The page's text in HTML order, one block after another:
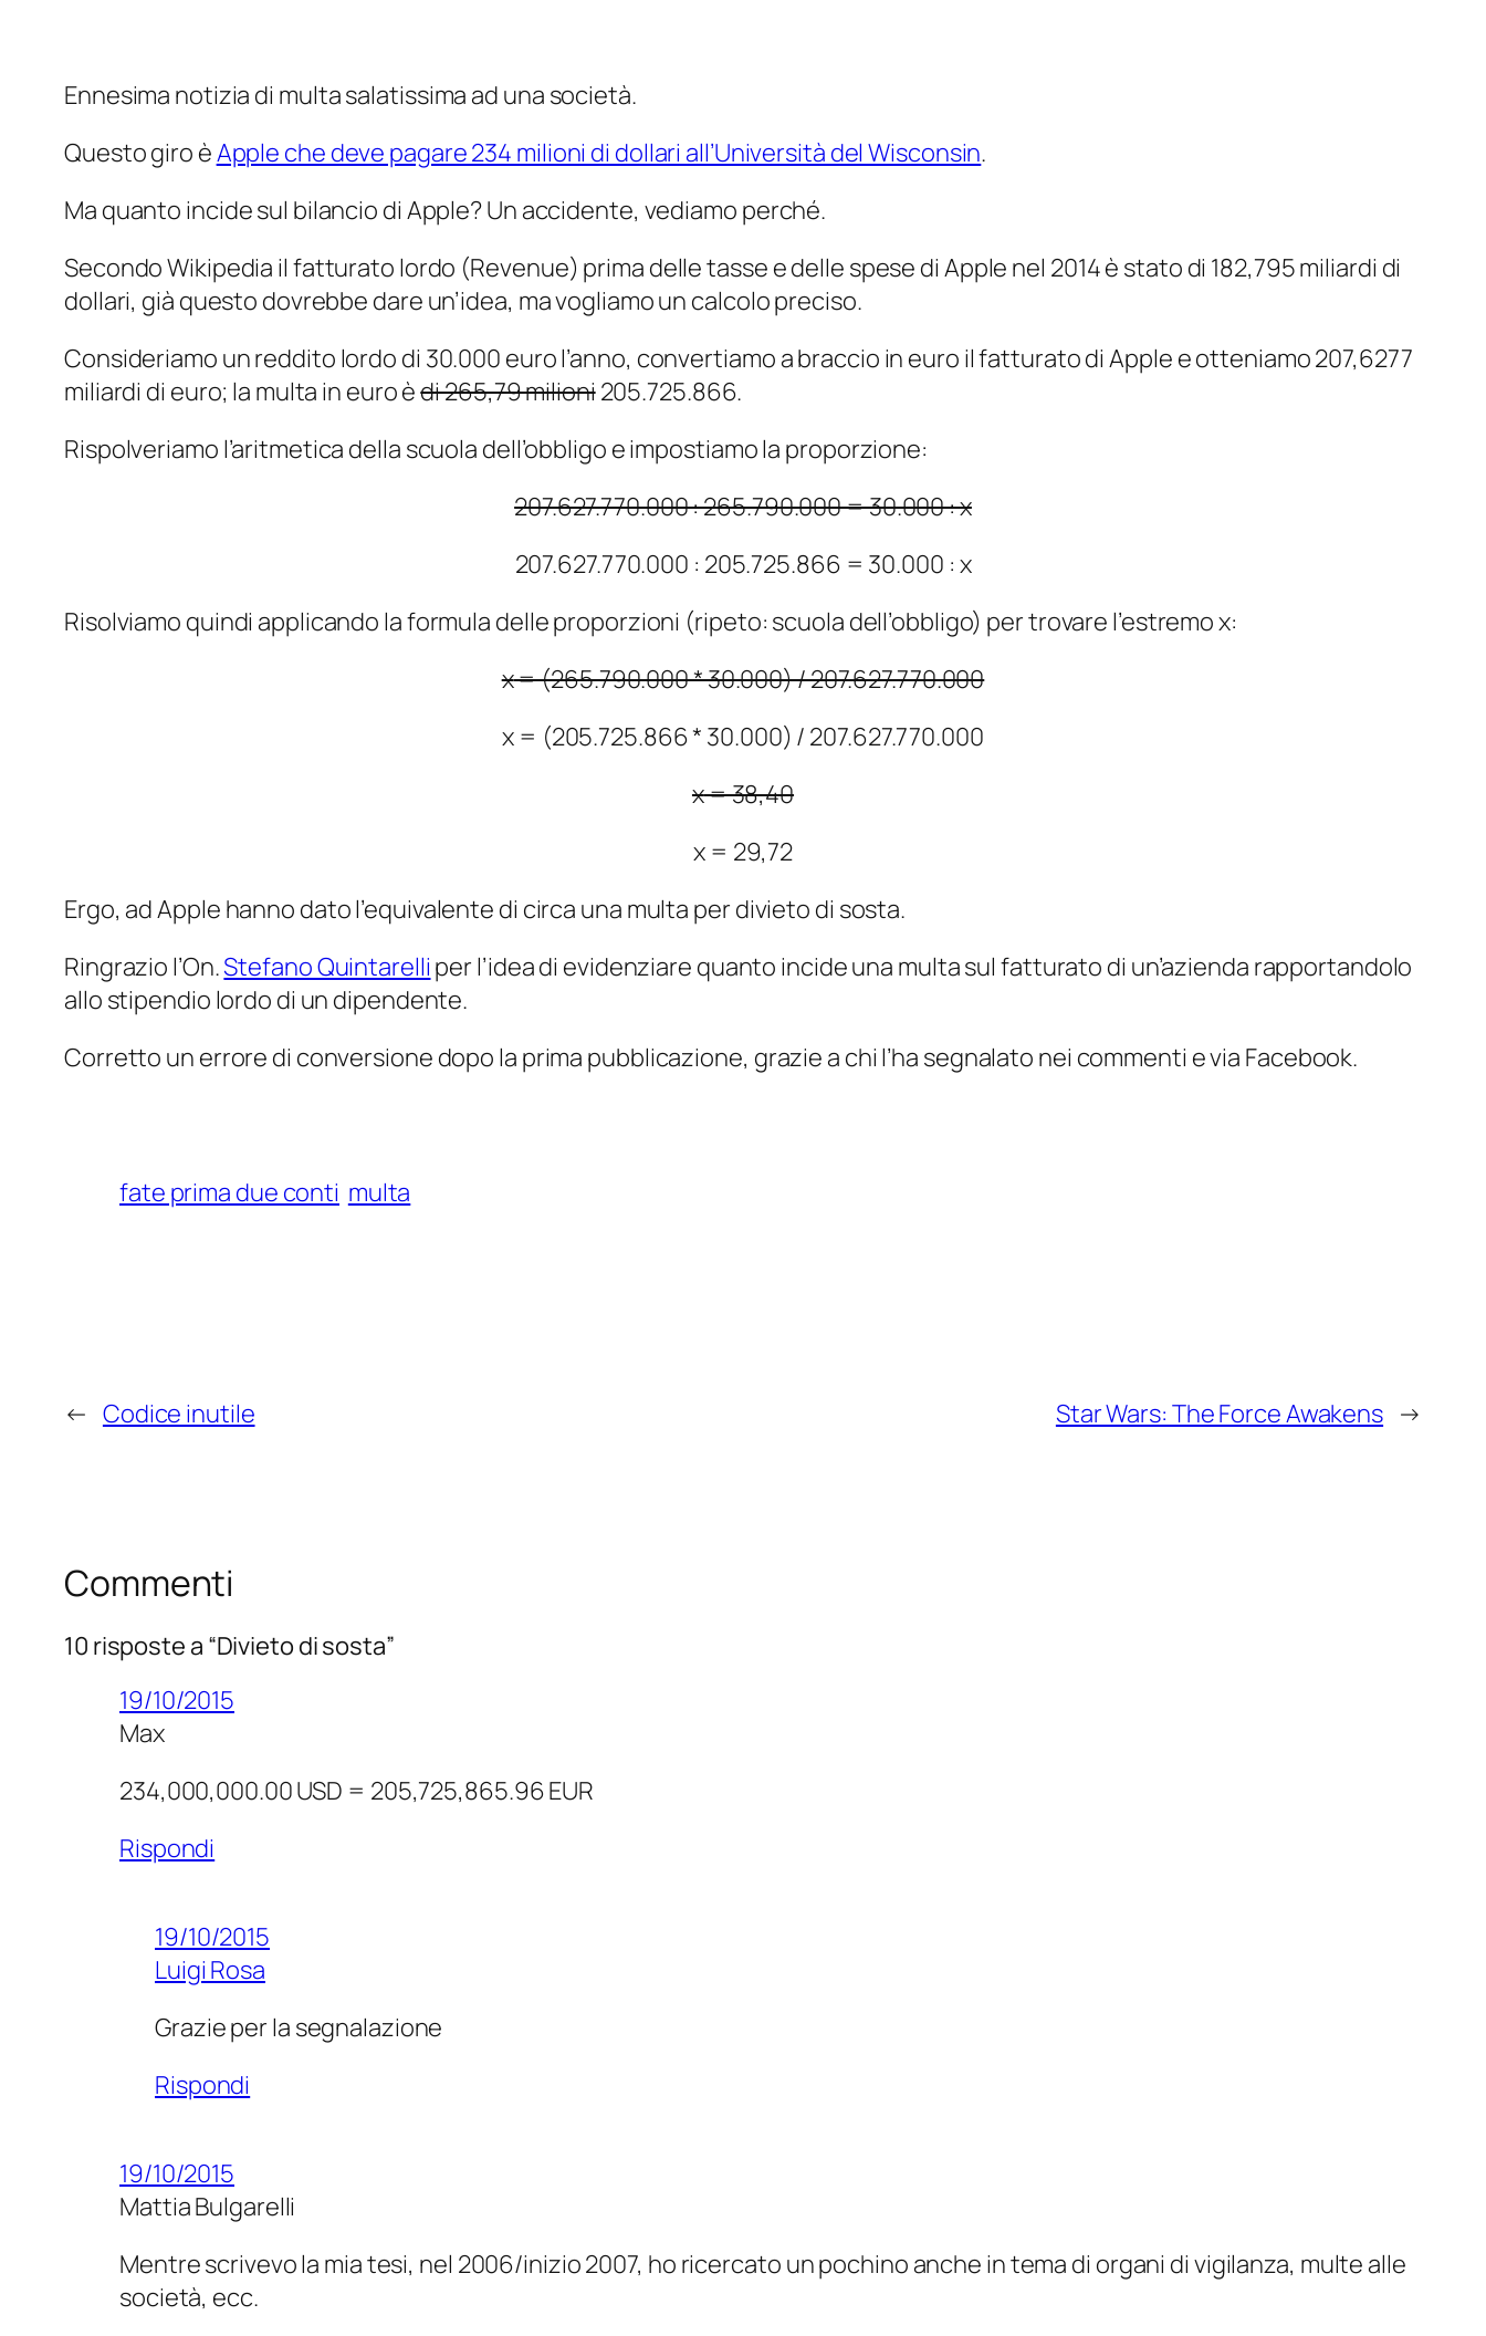
Ennesima notizia di multasalatissima ad una società.
Questo giro èApple che deve pagare 234 milioni di dollari all’Università del Wisconsin.
Ma quanto incide sul bilancio di Apple? Un accidente, vediamo perché.
Secondo Wikipedia il fatturato lordo (Revenue) prima delle tasse e delle spese di Apple nel 2014 è stato di 182,795 miliardi di
dollari, già questo dovrebbe dare un’idea, ma vogliamo un calcolo preciso.
Consideriamo un reddito lordo di 30.000 euro l’anno, convertiamo a braccio in euro il fatturato di Apple e otteniamo 207,6277
miliardi di euro; la multa in euro èdi 265,79 milioni205.725.866.
Rispolveriamo l’aritmetica della scuola dell’obbligo e impostiamo la proporzione:
207.627.770.000 : 265.790.000 = 30.000 :x
207.627.770.000 : 205.725.866 = 30.000 : x
Risolviamo quindi applicando la formula delle proporzioni (ripeto: scuola dell’obbligo) per trovare l’estremox:
x= (265.790.000 * 30.000) / 207.627.770.000
x = (205.725.866 * 30.000) / 207.627.770.000
x= 38,40
x = 29,72
Ergo, ad Apple hanno dato l’equivalente di circa una multa per divieto di sosta.
Ringrazio l’On.Stefano Quintarelli per l’idea di evidenziare quanto incide una multa sul fatturato di un’azienda rapportandolo
allo stipendio lordo di un dipendente.
Corretto un errore di conversione dopo la prima pubblicazione, grazie a chi l’ha segnalato nei commenti e via Facebook.
fate prima due conti multa
← Codice inutile Star Wars: The Force Awakens →
Commenti
10 risposte a “Divieto di sosta”
19/10/2015
Max
234,000,000.00 USD = 205,725,865.96 EUR
Rispondi
19/10/2015
Luigi Rosa
Grazie per la segnalazione
Rispondi
19/10/2015
Mattia Bulgarelli
Mentre scrivevo la mia tesi, nel 2006/inizio 2007, ho ricercato un pochino anche in tema di organi di vigilanza, multe alle
società, ecc.